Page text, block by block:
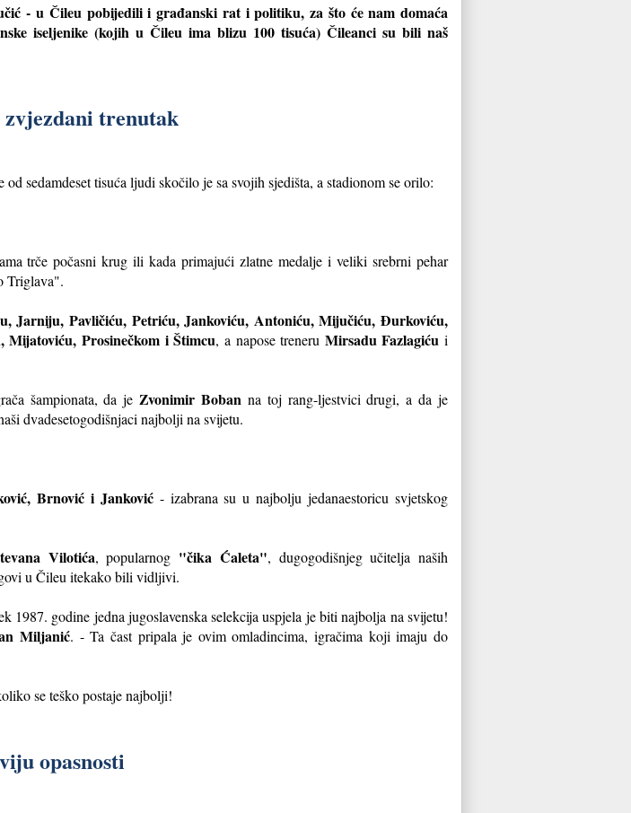
- u Čileu pobijedili i građanski rat i politiku, za što će nam domaća
iseljenike (kojih u Čileu ima blizu 100 tisuća) Čileanci su bili naš
trenutak
sedamdeset tisuća ljudi skočilo je sa svojih sjedišta, a stadionom se orilo:
trče počasni krug ili kada primajući zlatne medalje i veliki srebrni pehar
Triglava".
Jarniju, Pavličiću, Petriću, Jankoviću, Antoniću, Mijučiću, Đurkoviću,
Prosinečkom i Štimcu, a napose treneru Mirsadu Fazlagiću i
šampionata, da je Zvonimir Boban na toj rang-ljestvici drugi, a da je
dvadesetogodišnjaci najbolji na svijetu.
Brnović i Janković- izabrana su u najbolju jedanaestoricu svjetskog
Vilotića, popularnog "čika Ćaleta", dugogodišnjeg učitelja naših
u Čileu itekako bili vidljivi.
1987. godine jedna jugoslavenska selekcija uspjela je biti najbolja na svijetu!
Miljanić. - Ta čast pripala je ovim omladincima, igračima koji imaju do
se teško postaje najbolji!
opasnosti